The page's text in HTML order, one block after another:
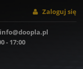
Zaloguj się
info@doopla.pl
- 17:00